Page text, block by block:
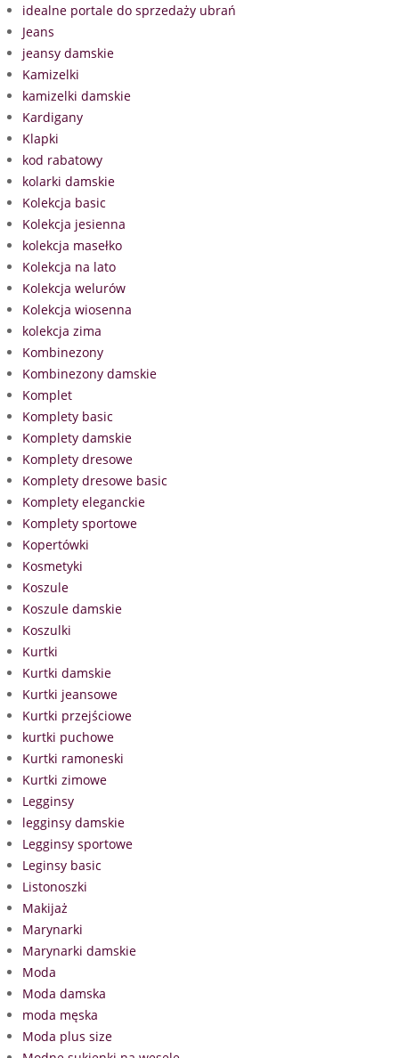
idealne portale do sprzedaży ubrań
Jeans
jeansy damskie
Kamizelki
kamizelki damskie
Kardigany
Klapki
kod rabatowy
kolarki damskie
Kolekcja basic
Kolekcja jesienna
kolekcja masełko
Kolekcja na lato
Kolekcja welurów
Kolekcja wiosenna
kolekcja zima
Kombinezony
Kombinezony damskie
Komplet
Komplety basic
Komplety damskie
Komplety dresowe
Komplety dresowe basic
Komplety eleganckie
Komplety sportowe
Kopertówki
Kosmetyki
Koszule
Koszule damskie
Koszulki
Kurtki
Kurtki damskie
Kurtki jeansowe
Kurtki przejściowe
kurtki puchowe
Kurtki ramoneski
Kurtki zimowe
Legginsy
legginsy damskie
Legginsy sportowe
Leginsy basic
Listonoszki
Makijaż
Marynarki
Marynarki damskie
Moda
Moda damska
moda męska
Moda plus size